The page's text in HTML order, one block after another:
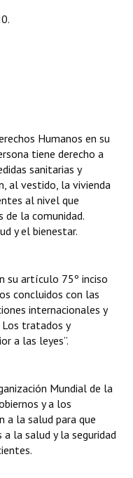
Humanos en su
tiene derecho a
sanitarias y
al vestido, la vivienda
al nivel que
de la comunidad.
y el bienestar.
su artículo 75º inciso
concluidos con las
internacionales y
tratados y
a las leyes”.
Mundial de la
y a los
a la salud para que
la salud y la seguridad